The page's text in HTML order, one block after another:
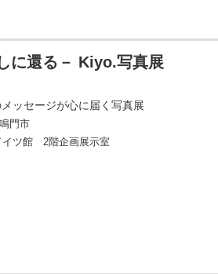
に還る－ Kiyo.写真展
ッセージが心に届く写真展
鳴門市
イツ館 2階企画展示室